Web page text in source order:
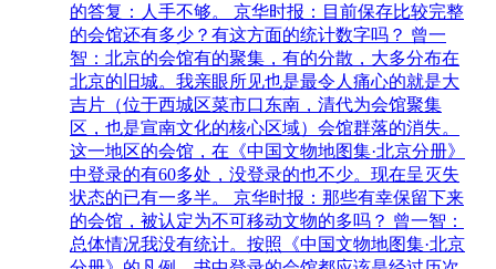
的答复：人手不够。 京华时报：目前保存比较完整
的会馆还有多少？有这方面的统计数字吗？ 曾一
智：北京的会馆有的聚集，有的分散，大多分布在
北京的旧城。我亲眼所见也是最令人痛心的就是大
吉片（位于西城区菜市口东南，清代为会馆聚集
区，也是宣南文化的核心区域）会馆群落的消失。
这一地区的会馆，在《中国文物地图集·北京分册》
中登录的有60多处，没登录的也不少。现在呈灭失
状态的已有一多半。 京华时报：那些有幸保留下来
的会馆，被认定为不可移动文物的多吗？ 曾一智：
总体情况我没有统计。按照《中国文物地图集·北京